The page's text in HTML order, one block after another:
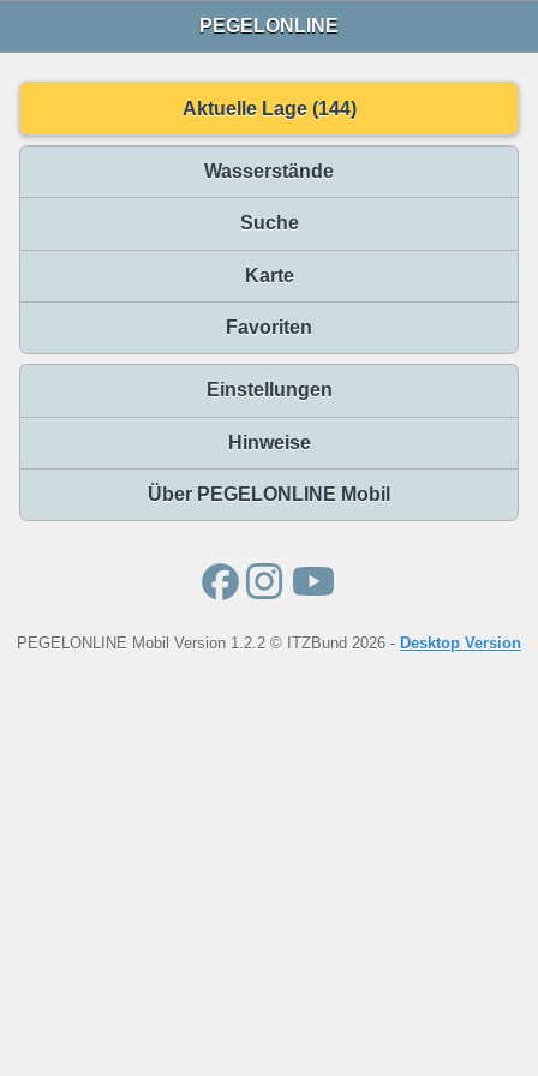
PEGELONLINE
Aktuelle Lage (144)
Wasserstände
Suche
Karte
Favoriten
Einstellungen
Hinweise
Über PEGELONLINE Mobil
PEGELONLINE Mobil Version 1.2.2 © ITZBund 2026 - Desktop Version